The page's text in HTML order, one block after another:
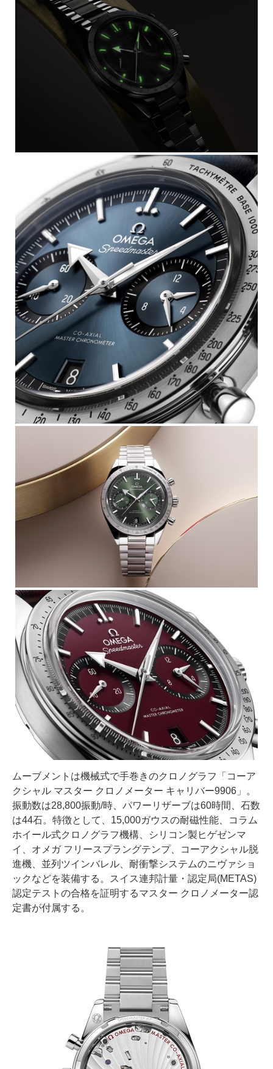
ムーブメントは機械式で手巻きのクロノグラフ「コーア
クシャル マスター クロノメーター キャリバー9906」。
振動数は28,800振動/時、パワーリザーブは60時間、石数
は44石。特徴として、15,000ガウスの耐磁性能、コラム
ホイール式クロノグラフ機構、シリコン製ヒゲゼンマ
イ、オメガ フリースプラングテンプ、コーアクシャル脱
進機、並列ツインバレル、耐衝撃システムのニヴァショ
ックなどを装備する。スイス連邦計量・認定局(METAS)
認定テストの合格を証明するマスター クロノメーター認
定書が付属する。